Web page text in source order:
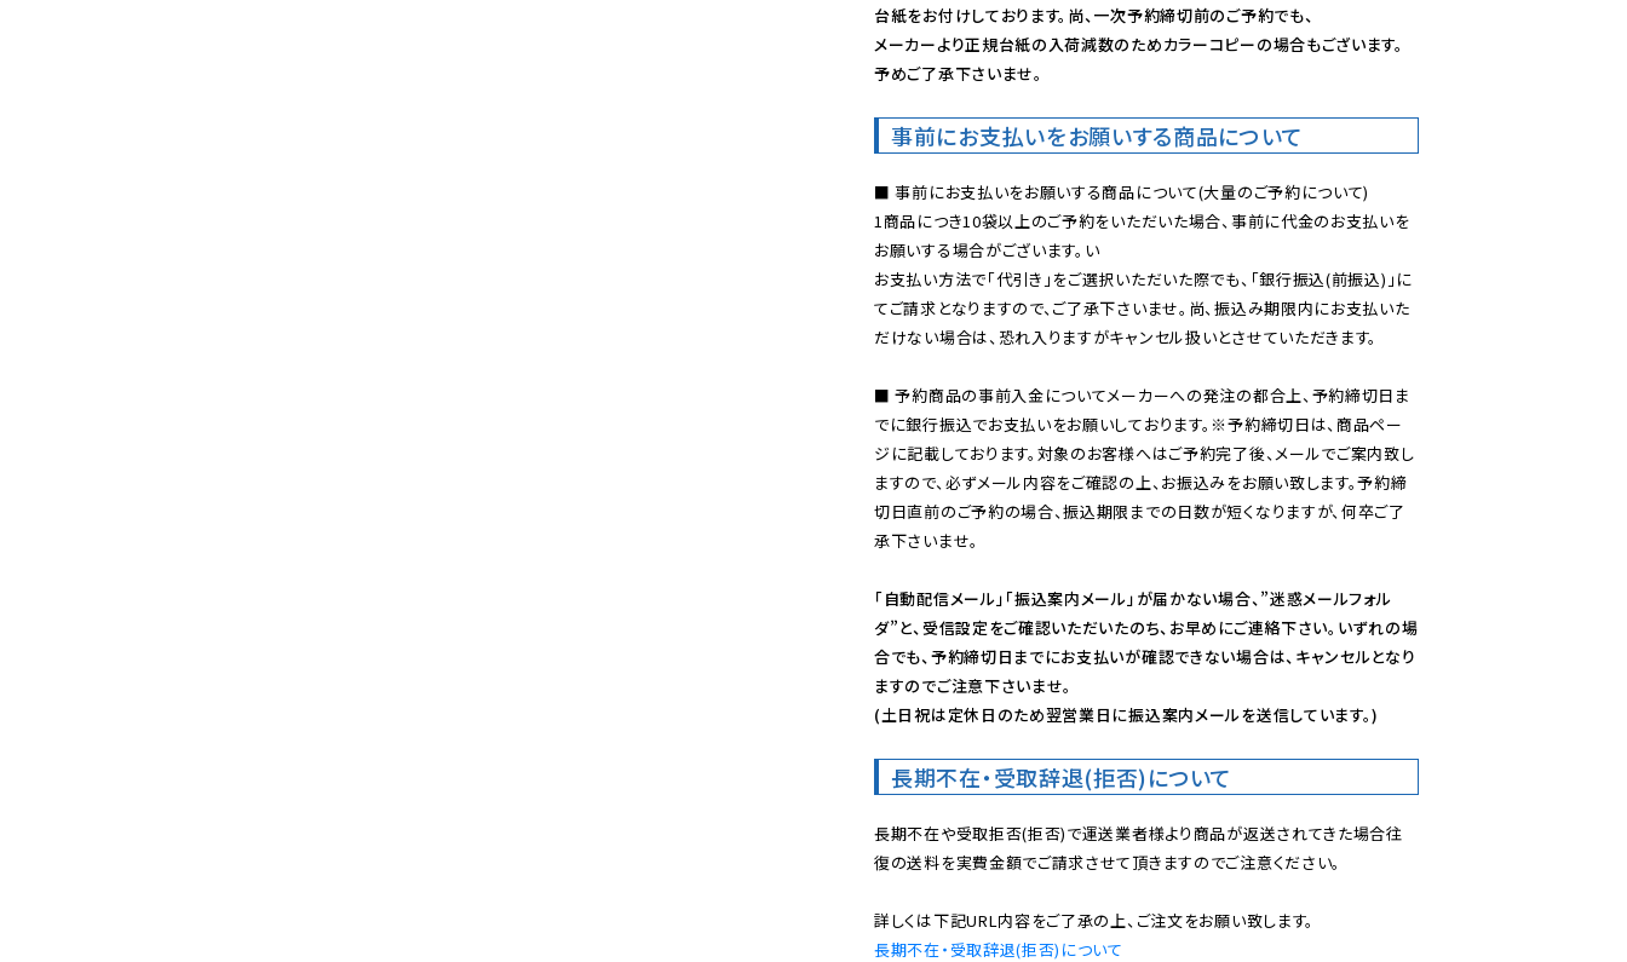
台紙をお付けしております。尚、一次予約締切前のご予約でも、
メーカーより正規台紙の入荷減数のためカラーコピーの場合もございます。
予めご了承下さいませ。
事前にお支払いをお願いする商品について
■ 事前にお支払いをお願いする商品について(大量のご予約について)
1商品につき10袋以上のご予約をいただいた場合、事前に代金のお支払いを
お願いする場合がございます。い
お支払い方法で「代引き」をご選択いただいた際でも、「銀行振込(前振込)」に
てご請求となりますので、ご了承下さいませ。尚、振込み期限内にお支払いた
だけない場合は、恐れ入りますがキャンセル扱いとさせていただきます。
■ 予約商品の事前入金についてメーカーへの発注の都合上、予約締切日ま
でに銀行振込でお支払いをお願いしております。※予約締切日は、商品ペー
ジに記載しております。対象のお客様へはご予約完了後、メールでご案内致し
ますので、必ずメール内容をご確認の上、お振込みをお願い致します。予約締
切日直前のご予約の場合、振込期限までの日数が短くなりますが、何卒ご了
承下さいませ。
「自動配信メール」「振込案内メール」が届かない場合、”迷惑メールフォル
ダ”と、受信設定をご確認いただいたのち、お早めにご連絡下さい。いずれの場
合でも、予約締切日までにお支払いが確認できない場合は、キャンセルとなり
ますのでご注意下さいませ。
(土日祝は定休日のため翌営業日に振込案内メールを送信しています。)
長期不在・受取辞退(拒否)について
長期不在や受取拒否(拒否)で運送業者様より商品が返送されてきた場合往
復の送料を実費金額でご請求させて頂きますのでご注意ください。
長期不在・受取辞退(拒否)について